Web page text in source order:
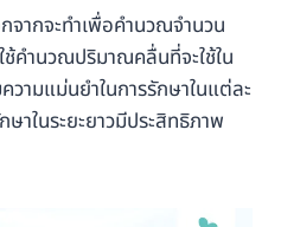
ากจะทำเพื่อคำนวณจำนวน
ช้คำนวณปริมาณคลื่นที่จะใช้ใน
ามแม่นยำในการรักษาในแต่ละ
าในระยะยาวมีประสิทธิภาพ